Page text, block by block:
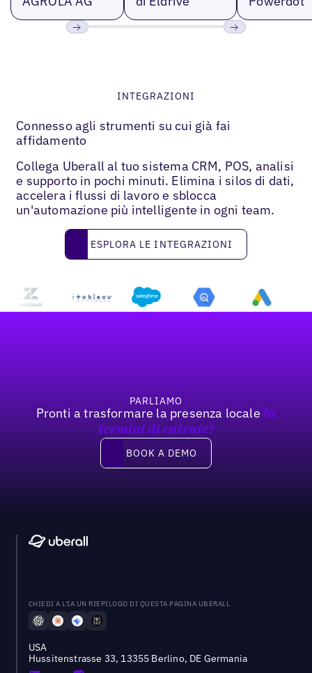
INTEGRAZIONI
Connesso agli strumenti su cui già fai
affidamento
Collega Uberall al tuo sistema CRM, POS, analisi
e supporto in pochi minuti. Elimina i silos di dati,
accelera i flussi di lavoro e sblocca
un'automazione più intelligente in ogni team.
Esplora le integrazioni
ESPLORA LE INTEGRAZIONI
PARLIAMO
Pronti a trasformare la presenza locale In
termini di entrate?
Book a demo
BOOK A DEMO
CHIEDI A L'IA UN RIEPILOGO DI QUESTA PAGINA UBERALL
USA
Hussitenstrasse 33, 13355 Berlino, DE Germania